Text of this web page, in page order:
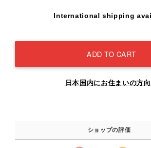
International shipping
ADD TO CART
日本国内にお住まいの方
ショップの評価